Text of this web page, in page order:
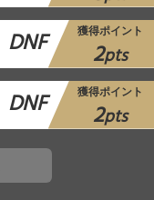
DNF 獲得ポイント
2pts
DNF 獲得ポイント
2pts